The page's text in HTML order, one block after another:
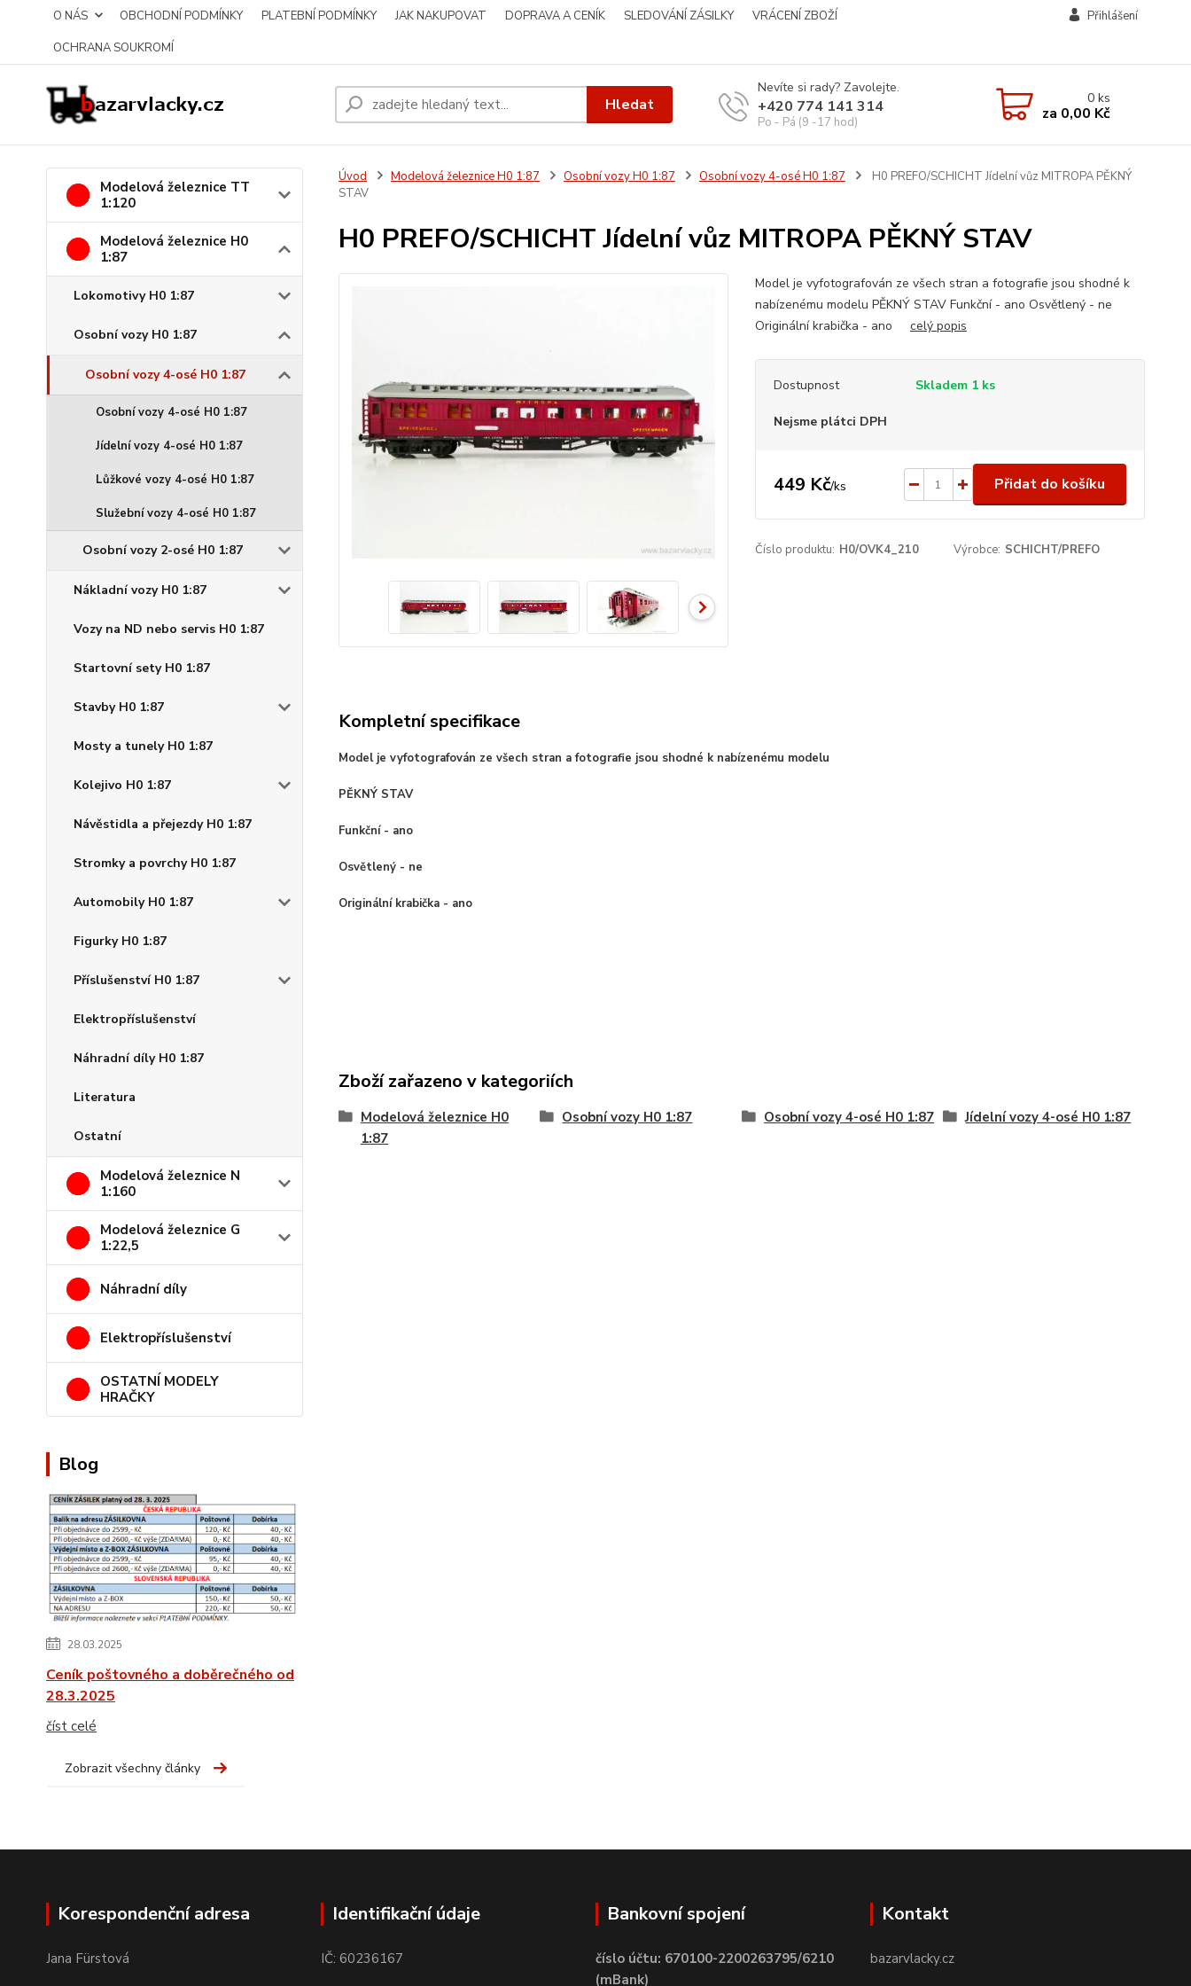
O NÁS OBCHODNÍ PODMÍNKY PLATEBNÍ PODMÍNKY JAK NAKUPOVAT DOPRAVA A CENÍK SLEDOVÁNÍ ZÁSILKY
VRÁCENÍ ZBOŽÍ
OCHRANA SOUKROMÍ
Přihlášení
Hledat
Nevíte si rady? Zavolejte.
+420 774 141 314
Po - Pá (9 -17 hod)
0ks
za 0,00 Kč
Modelová železnice TT
1:120
Modelová železnice H0
1:87
Lokomotivy H0 1:87
Osobní vozy H0 1:87
Osobní vozy 4-osé H0 1:87
Osobní vozy 4-osé H0 1:87
Jídelní vozy 4-osé H0 1:87
Lůžkové vozy 4-osé H0 1:87
Služební vozy 4-osé H0 1:87
Osobní vozy 2-osé H0 1:87
Nákladní vozy H0 1:87
Vozy na ND nebo servis H0 1:87
Startovní sety H0 1:87
Stavby H0 1:87
Mosty a tunely H0 1:87
Kolejivo H0 1:87
Návěstidla a přejezdy H0 1:87
Stromky a povrchy H0 1:87
Automobily H0 1:87
Figurky H0 1:87
Příslušenství H0 1:87
Elektropříslušenství
Náhradní díly H0 1:87
Literatura
Ostatní
Modelová železnice N
1:160
Modelová železnice G
1:22,5
Náhradní díly
Elektropříslušenství
OSTATNÍ MODELY
HRAČKY
Blog
28.03.2025
Ceník poštovného a doběrečného od
28.3.2025
číst celé
Zobrazit všechny články
Úvod Modelová železnice H0 1:87 Osobní vozy H0 1:87 Osobní vozy 4-osé H0 1:87
H0 PREFO/SCHICHT Jídelní vůz MITROPA PĚKNÝ
STAV
H0 PREFO/SCHICHT Jídelní vůz MITROPA PĚKNÝ STAV
Model je vyfotografován ze všech stran a fotografie jsou shodné k
nabízenému modelu PĚKNÝ STAV Funkční - ano Osvětlený - ne
Originální krabička - ano celý popis
Dostupnost Skladem 1 ks
Nejsme plátci DPH
449 Kč/ks Přidat do košíku
Číslo produktu: H0/OVK4_210 Výrobce: SCHICHT/PREFO
Kompletní specifikace
Model je vyfotografován ze všech stran a fotografie jsou shodné k nabízenému modelu
PĚKNÝ STAV
Funkční - ano
Osvětlený - ne
Originální krabička - ano
Zboží zařazeno v kategoriích
Modelová železnice H0
1:87
Osobní vozy H0 1:87 Osobní vozy 4-osé H0 1:87 Jídelní vozy 4-osé H0 1:87
Korespondenční adresa
Jana Fürstová
Identifikační údaje
IČ: 60236167
Bankovní spojení
číslo účtu: 670100-2200263795/6210
(mBank)
Kontakt
bazarvlacky.cz